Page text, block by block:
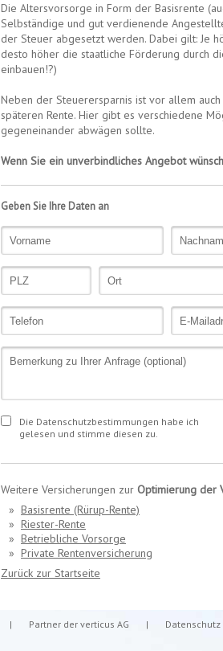
Die Altersvorsorge in Form der Basisrente
Selbständige und gut verdienende
der Steuer abgesetzt werden. Dabei gilt: Je
desto höher die staatliche Förderung durch
einbauen!?)
Neben der Steuerersparnis ist vor allem
späteren Rente. Hier gibt es verschiedene
gegeneinander abwägen sollte.
Wenn Sie ein unverbindliches Angebot
Geben Sie Ihre Daten an
Die Datenschutzbestimmungen habe ich
gelesen und stimme diesen zu.
Weitere Versicherungen zur Optimierung der
» Basisrente (Rürup-Rente)
» Riester-Rente
» Betriebliche Vorsorge
» Private Rentenversicherung
Zurück zur Startseite
| Partner der verticus AG | Datenschutz